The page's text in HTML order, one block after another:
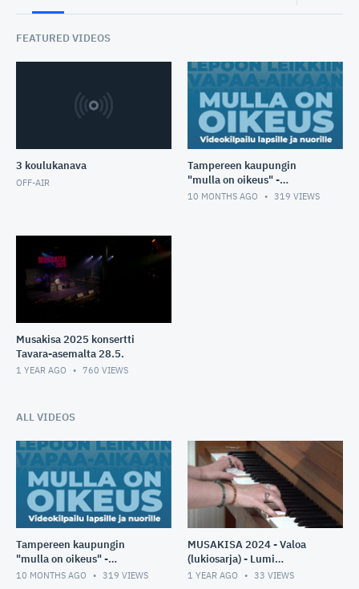
FEATURED VIDEOS
3 koulukanava
OFF-AIR
Tampereen kaupungin
"mulla on oikeus" -
videokilpailu
10 MONTHS AGO 319 VIEWS
Musakisa 2025 konsertti
Tavara-asemalta 28.5.
1 YEAR AGO 760 VIEWS
ALL VIDEOS
Tampereen kaupungin
"mulla on oikeus" -
videokilpailu
10 MONTHS AGO 319 VIEWS
MUSAKISA 2024 - Valoa
(lukiosarja) - Lumi
Leppävuori
1 YEAR AGO 33 VIEWS